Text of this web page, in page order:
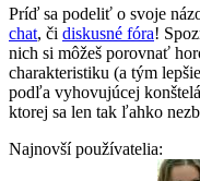
Príď sa podeliť o svoje
chat, či diskusné fóra!
nich si môžeš porovnať
charakteristiku (a tým
podľa vyhovujúcej
ktorej sa len tak ľahko
Najnovší používatelia: